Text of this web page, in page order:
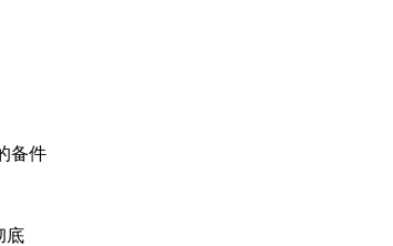
备件
底